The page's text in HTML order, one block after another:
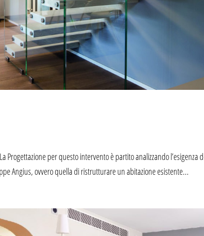
Progettazione per questo intervento è partito analizzando l’esigenza
Angius, ovvero quella di ristrutturare un abitazione esistente...